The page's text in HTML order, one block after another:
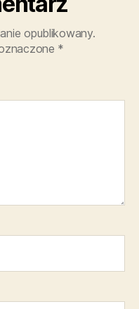
opublikowany.
*